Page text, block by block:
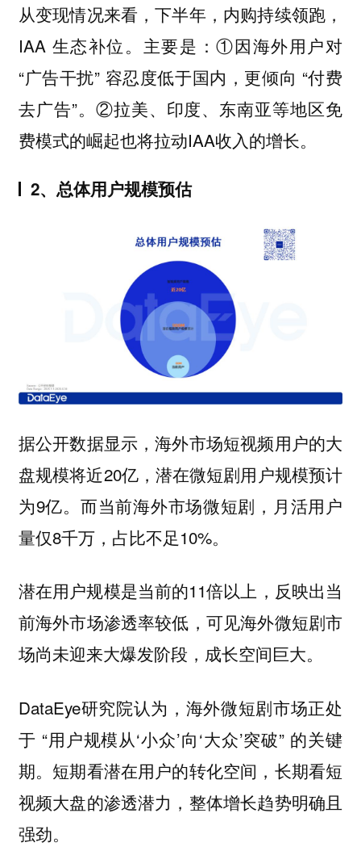
从变现情况来看，下半年，内购持续领跑，
IAA 生态补位。主要是：①因海外用户对
“广告干扰” 容忍度低于国内，更倾向 “付费
去广告”。②拉美、印度、东南亚等地区免
费模式的崛起也将拉动IAA收入的增长。
2、总体用户规模预估
据公开数据显示，海外市场短视频用户的大
盘规模将近20亿，潜在微短剧用户规模预计
为9亿。而当前海外市场微短剧，月活用户
量仅8千万，占比不足10%。
潜在用户规模是当前的11倍以上，反映出当
前海外市场渗透率较低，可见海外微短剧市
场尚未迎来大爆发阶段，成长空间巨大。
DataEye研究院认为，海外微短剧市场正处
于 “用户规模从‘小众’向‘大众’突破” 的关键
期。短期看潜在用户的转化空间，长期看短
视频大盘的渗透潜力，整体增长趋势明确且
强劲。